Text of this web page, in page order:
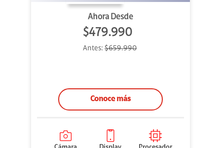
Ahora Desde
$479.990
Antes: $659.990
Conoce más